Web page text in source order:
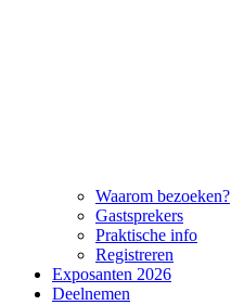
Waarom bezoeken?
Gastsprekers
Praktische info
Registreren
Exposanten 2026
Deelnemen